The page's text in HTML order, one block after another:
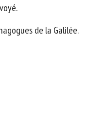
de la Galilée.